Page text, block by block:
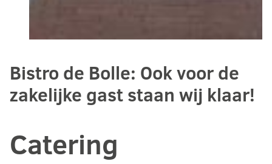
Bistro de Bolle: Ook voor de
zakelijke gast staan wij klaar!
Catering